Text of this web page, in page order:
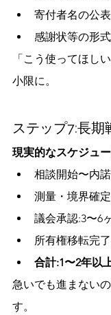
寄付者名の公
感謝状等の形
「こう使ってほし
小限に。
ステップ7:長期
現実的なスケジュ
相談開始〜内
測量・境界確
議会承認:3〜6
所有権移転完
合計:1〜2年以
急いでも進まない
す。